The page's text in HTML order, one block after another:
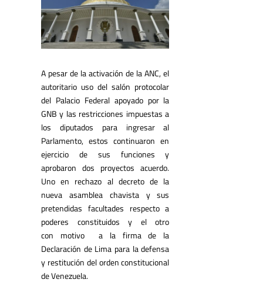
A pesar de la activación de la ANC, el
autoritario uso del salón protocolar
del Palacio Federal apoyado por la
GNB y las restricciones impuestas a
los diputados para ingresar al
Parlamento, estos continuaron en
ejercicio de sus funciones y
aprobaron dos proyectos acuerdo.
Uno en rechazo al decreto de la
nueva asamblea chavista y sus
pretendidas facultades respecto a
poderes constituidos y el otro
con
motivo a la firma de la
Declaración de Lima para la defensa
y restitución del orden constitucional
de Venezuela.